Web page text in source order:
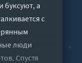
буксуют, а
с
люди
Спустя